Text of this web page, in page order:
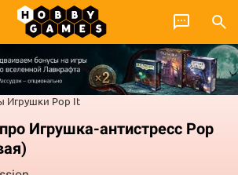
Игрушки Pop It
Игрушка-антистресс Pop